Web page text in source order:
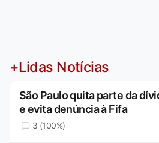
+Lidas Notícias
São Paulo quita parte da
e evita denúncia à Fifa
3 (100%)